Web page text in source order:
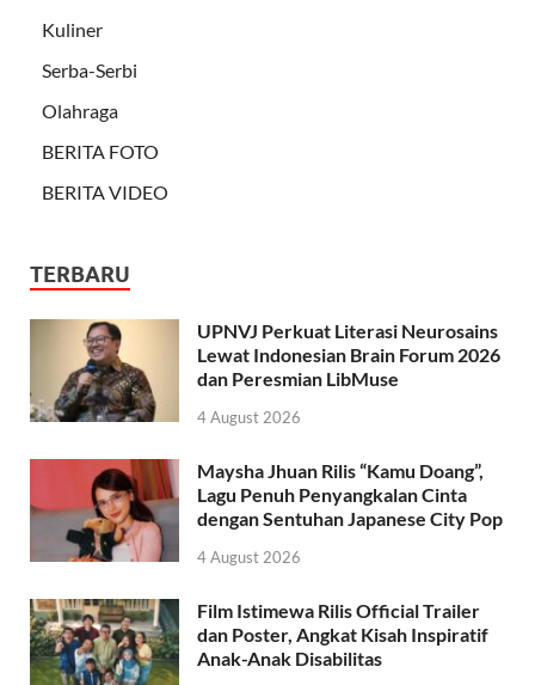
Kuliner
Serba-Serbi
Olahraga
BERITA FOTO
BERITA VIDEO
TERBARU
UPNVJ Perkuat Literasi Neurosains
Lewat Indonesian Brain Forum 2026
dan Peresmian LibMuse
4 August 2026
Maysha Jhuan Rilis “Kamu Doang”,
Lagu Penuh Penyangkalan Cinta
dengan Sentuhan Japanese City Pop
4 August 2026
Film Istimewa Rilis Official Trailer
dan Poster, Angkat Kisah Inspiratif
Anak-Anak Disabilitas